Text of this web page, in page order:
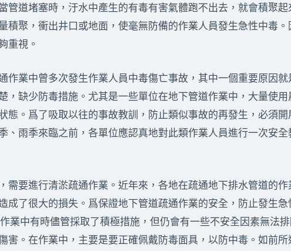
管道堵塞時，汙水中產生的有毒有害氣體跑不出去，就會積聚
積聚，衝出井口或地面，使毫無防備的作業人員發生急性中毒。
重視。
業中曾多次發生作業人員中毒傷亡事故，其中一個重要原因就
，缺少防毒措施。尤其是一些單位在地下管道作業中，大量使
態。爲了吸取以往的事故教訓，防止類似事故的再發生，必須
、雨季來臨之前，各單位應認真地對此類作業人員進行一次安
要進行清淤疏通作業。近年來，各地在疏通地下排水管道的作
成了很大的損失。爲保證地下管道疏通作業的安全，防止發生
業中有時儘管採取了積極措施，但仍會有一些不安全因素無法
害。在作業中，主要是要正確佩戴防毒面具，以防中毒。如前